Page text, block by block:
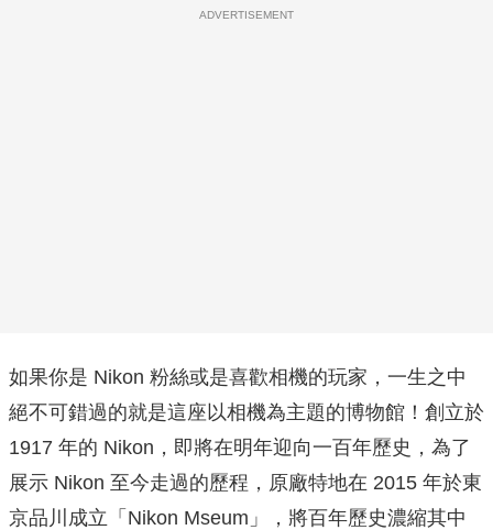
ADVERTISEMENT
如果你是 Nikon 粉絲或是喜歡相機的玩家，一生之中
絕不可錯過的就是這座以相機為主題的博物館！創立於
1917 年的 Nikon，即將在明年迎向一百年歷史，為了
展示 Nikon 至今走過的歷程，原廠特地在 2015 年於東
京品川成立「Nikon Mseum」，將百年歷史濃縮其中